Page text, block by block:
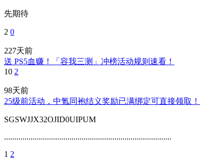
先期待
2 0
227天前
送 PS5血赚！「容我三测」冲榜活动规则速看！
10 2
98天前
25级前活动，中氪同袍结义奖励已满绑定可直接领取！
SGSWJJX32OJID0UIPUM
..................................................................................
1 2